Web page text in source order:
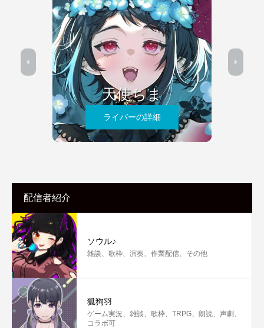
天使ちま
ライバーの詳細
配信者紹介
ソウル♪
雑談、歌枠、演奏、作業配信、その他
狐狗羽
ゲーム実況、雑談、歌枠、TRPG、朗読、声劇、
コラボ可